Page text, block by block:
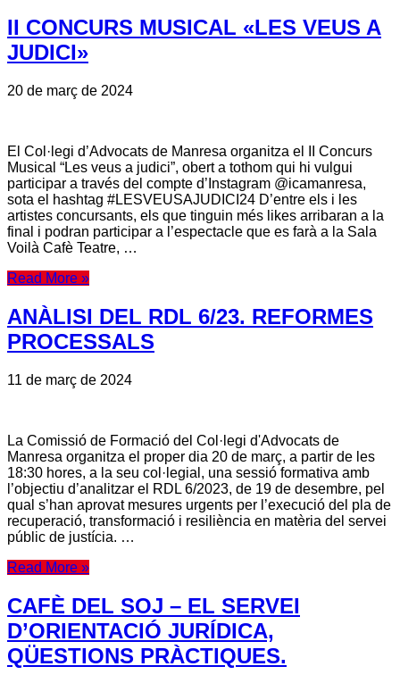
II CONCURS MUSICAL «LES VEUS A
JUDICI»
20 de març de 2024
El Col·legi d’Advocats de Manresa organitza el II Concurs
Musical “Les veus a judici”, obert a tothom qui hi vulgui
participar a través del compte d’Instagram @icamanresa,
sota el hashtag #LESVEUSAJUDICI24 D’entre els i les
artistes concursants, els que tinguin més likes arribaran a la
final i podran participar a l’espectacle que es farà a la Sala
Voilà Cafè Teatre, …
Read More »
ANÀLISI DEL RDL 6/23. REFORMES
PROCESSALS
11 de març de 2024
La Comissió de Formació del Col·legi d'Advocats de
Manresa organitza el proper dia 20 de març, a partir de les
18:30 hores, a la seu col·legial, una sessió formativa amb
l’objectiu d’analitzar el RDL 6/2023, de 19 de desembre, pel
qual s’han aprovat mesures urgents per l’execució del pla de
recuperació, transformació i resiliència en matèria del servei
públic de justícia. …
Read More »
CAFÈ DEL SOJ – EL SERVEI
D’ORIENTACIÓ JURÍDICA,
QÜESTIONS PRÀCTIQUES.